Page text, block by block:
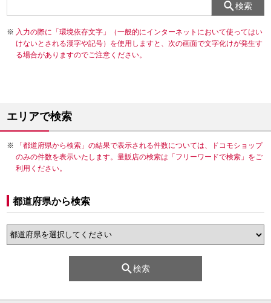
検索
入力の際に「環境依存文字」（一般的にインターネットにおいて使ってはい
けないとされる漢字や記号）を使用しますと、次の画面で文字化けが発生す
る場合がありますのでご注意ください。
エリアで検索
「都道府県から検索」の結果で表示される件数については、ドコモショップ
のみの件数を表示いたします。量販店の検索は「フリーワードで検索」をご
利用ください。
都道府県から検索
検索